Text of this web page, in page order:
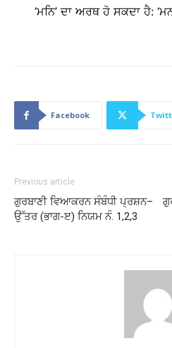
‘ਮਨਿ’ ਦਾ ਅਰਥ ਹੋ ਸਕਦਾ ਹੈ:
Facebook
Previous article
ਗੁਰਬਾਣੀ ਵਿਆਕਰਨ ਸੰਬੰਧੀ ਪ੍ਰਸ਼ਨ–
ਉੱਤਰ (ਭਾਗ-ੲ) ਨਿਯਮ ਨੰ. 1,2,3